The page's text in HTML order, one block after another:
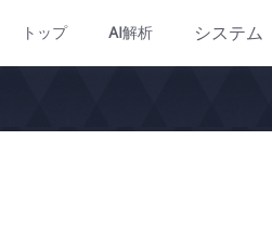
トップ AI解析 システム